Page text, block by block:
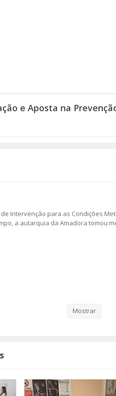
e Aposta na
Intervenção para as Condições
a autarquia da Amadora tomou
Mostrar